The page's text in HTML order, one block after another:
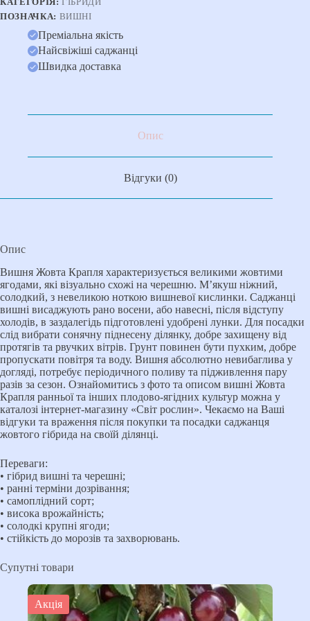
ПОЗНАЧКА: ВИШНІ
Преміальна якість
Найсвіжіші саджанці
Швидка доставка
Опис
Відгуки (0)
Опис
Вишня Жовта Крапля характеризується великими жовтими
ягодами, які візуально схожі на черешню. М’якуш ніжний,
солодкий, з невеликою ноткою вишневої кислинки. Саджанці
вишні висаджують рано восени, або навесні, після відступу
холодів, в заздалегідь підготовлені удобрені лунки. Для посадки
слід вибрати сонячну піднесену ділянку, добре захищену від
протягів та рвучких вітрів. Грунт повинен бути пухким, добре
пропускати повітря та воду. Вишня абсолютно невибаглива у
догляді, потребує періодичного поливу та підживлення пару
разів за сезон. Ознайомитись з фото та описом вишні Жовта
Крапля ранньої та інших плодово-ягідних культур можна у
каталозі інтернет-магазину «Світ рослин». Чекаємо на Ваші
відгуки та враження після покупки та посадки саджанця
жовтого гібрида на своїй ділянці.
Переваги:
• гібрид вишні та черешні;
• ранні терміни дозрівання;
• самоплідний сорт;
• висока врожайність;
• солодкі крупні ягоди;
• стійкість до морозів та захворювань.
Супутні товари
Акція